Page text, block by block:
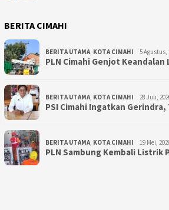
BERITA CIMAHI
BERITA UTAMA, KOTA CIMAHI 5 Agustus,
PLN Cimahi Genjot
BERITA UTAMA, KOTA CIMAHI 28 Juli,
PSI Cimahi Ingatkan
BERITA UTAMA, KOTA CIMAHI 19 Mei,
PLN Sambung Kembali Listrik